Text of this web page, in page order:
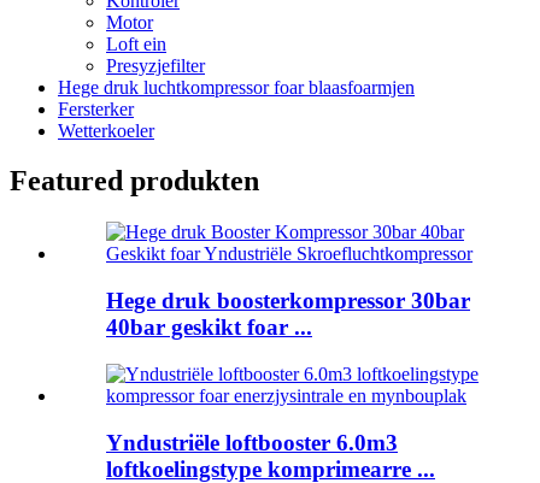
Motor
Loft ein
Presyzjefilter
Hege druk luchtkompressor foar blaasfoarmjen
Fersterker
Wetterkoeler
Featured produkten
Hege druk boosterkompressor 30bar
40bar geskikt foar ...
Yndustriële loftbooster 6.0m3
loftkoelingstype komprimearre ...